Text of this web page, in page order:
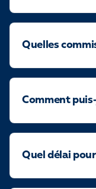
Quelles
Comment
Quel délai